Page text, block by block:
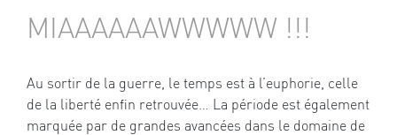
MIAAAAAAWWWWW !!!
Au sortir de la guerre, le temps est à l’euphorie, celle
de la liberté enfin retrouvée… La période est également
marquée par de grandes avancées dans le domaine de